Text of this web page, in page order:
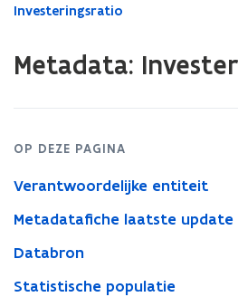
Gedaan
Metadata:
Investeringsratio
Metadata:
OP DEZE PAGINA
Verantwoordelijke entiteit
Metadatafiche laatste update
Databron
Statistische populatie